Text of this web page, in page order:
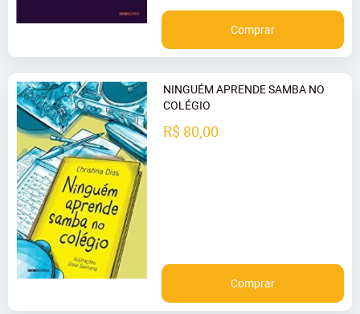
Comprar
NINGUÉM APRENDE SAMBA NO
COLÉGIO
R$ 80,00
Comprar